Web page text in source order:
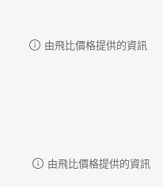
由飛比價格提供的資訊
由飛比價格提供的資訊